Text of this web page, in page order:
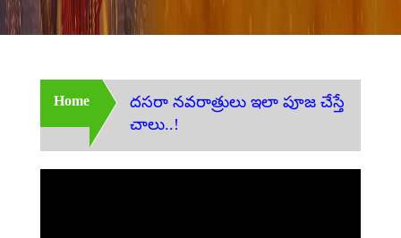
Home
దసరా నవరాత్రులు ఇలా పూజ చేస్తే
చాలు..!